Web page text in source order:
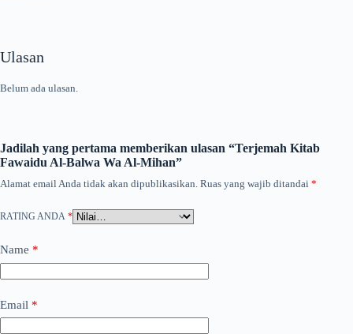
Ulasan
Belum ada ulasan.
Jadilah yang pertama memberikan ulasan “Terjemah Kitab
Fawaidu Al-Balwa Wa Al-Mihan”
Alamat email Anda tidak akan dipublikasikan. Ruas yang wajib ditandai *
RATING ANDA *
Name *
Email *